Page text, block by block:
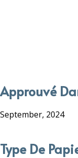
Approuvé
September, 2024
Type De